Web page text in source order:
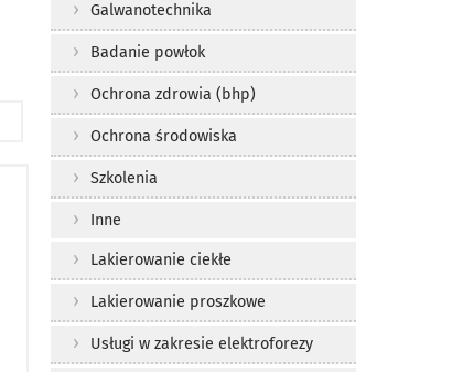
Galwanotechnika
Badanie powłok
Ochrona zdrowia (bhp)
Ochrona środowiska
Szkolenia
Inne
Lakierowanie ciekłe
Lakierowanie proszkowe
Usługi w zakresie elektroforezy